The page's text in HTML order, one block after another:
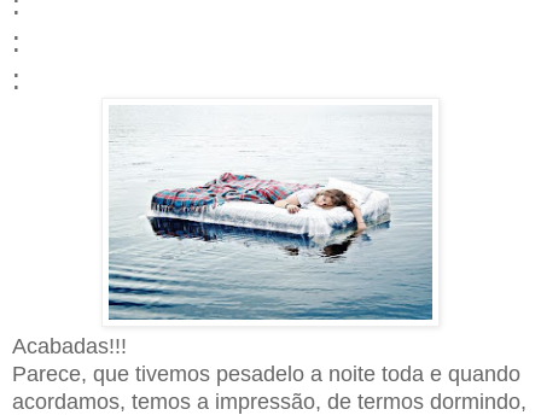
:
:
Acabadas!!!
Parece, que tivemos pesadelo a noite toda e quando
acordamos, temos a impressão, de termos dormindo,